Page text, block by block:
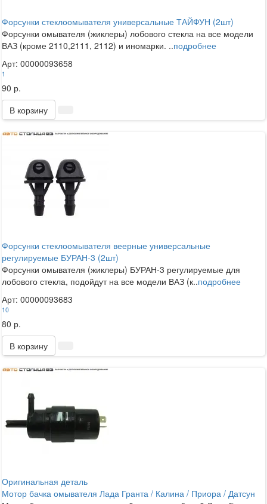
Форсунки стеклоомывателя универсальные ТАЙФУН (2шт)
Форсунки омывателя (жиклеры) лобового стекла на все модели
ВАЗ (кроме 2110,2111, 2112) и иномарки. ..подробнее
Арт: 00000093658
1
90 р.
В корзину
Форсунки стеклоомывателя веерные универсальные
регулируемые БУРАН-3 (2шт)
Форсунки омывателя (жиклеры) БУРАН-3 регулируемые для
лобового стекла, подойдут на все модели ВАЗ (к..подробнее
Арт: 00000093683
10
80 р.
В корзину
Оригинальная деталь
Мотор бачка омывателя Лада Гранта / Калина / Приора / Датсун